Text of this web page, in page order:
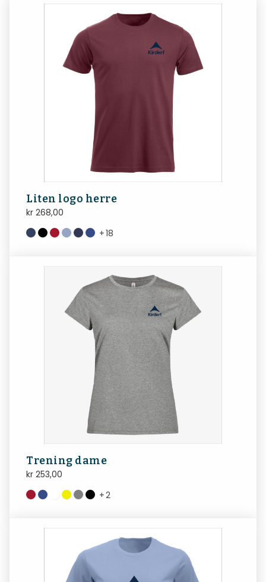
Liten logo herre
kr 268,00
+18
Trening dame
kr 253,00
+2